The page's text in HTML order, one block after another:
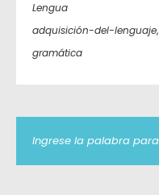
Lengua
adquisición-del-lenguaje,
gramática